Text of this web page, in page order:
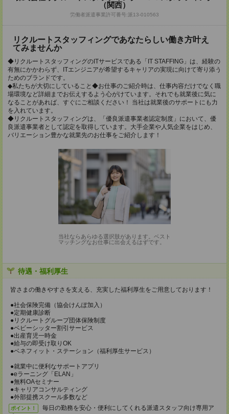
（関西）
労働者派遣事業許可番号:派13-010563
リクルートスタッフィングであなたらしい働き方叶え
てみませんか
◆リクルートスタッフィングのITサービスである「IT STAFFING」は、経験の
有無にかかわらず、ITエンジニアが希望するキャリアの実現に向けて寄り添う
ためのブランドです。
◆私たちが大切にしていること◆お仕事のご紹介時は、仕事内容だけでなく職
場環境など詳細までお伝えするよう心がけています。それでも就業後に気に
なることがあれば、すぐにご相談ください！ 当社は就業後のサポートにも力
を入れています。
◆リクルートスタッフィングは、「優良派遣事業者認定制度」において、優
良派遣事業者として認定を取得しています。大手企業や人気企業をはじめ、
バリエーション豊かな就業先のお仕事をご紹介します！
当社ならあらゆる選択肢があります。ベスト
マッチングなお仕事に出会えるはずです。
待遇・福利厚生
皆さまの働きやすさを支える、充実した福利厚生をご用意しております！
●社会保険完備（協会けんぽ加入）
●定期健康診断
●リクルートグループ団体保険制度
●ベビーシッター割引サービス
●出産育児一時金
●給与の即受け取りOK
●ベネフィット・ステーション（福利厚生サービス）
●就業中に便利なサポートアプリ
●eラーニング「ELAN」
●無料OAセミナー
●キャリアコンサルティング
●外部提携スクール多数など
ポイント！
毎日の勤務を安心・便利にしてくれる派遣スタッフ向け専用ア